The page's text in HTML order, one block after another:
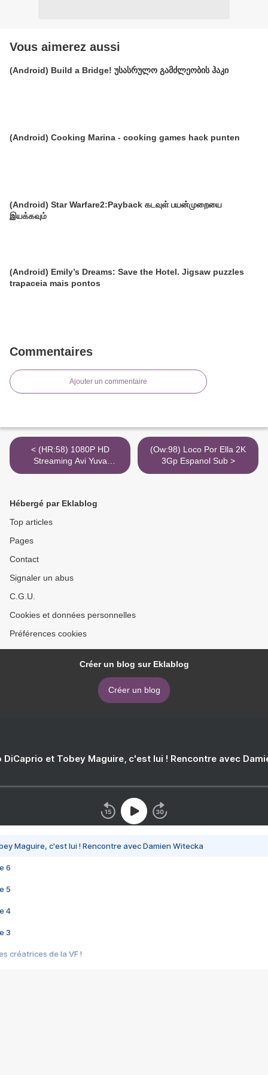
Vous aimerez aussi
(Android) Build a Bridge! უსასრულო გამძლეობის ჰაკი
(Android) Cooking Marina - cooking games hack punten
(Android) Star Warfare2:Payback கடவுள் பயன்முறையை
இயக்கவும்
(Android) Emily’s Dreams: Save the Hotel. Jigsaw puzzles
trapaceia mais pontos
Commentaires
Ajouter un commentaire
< (HR:58) 1080P HD
Streaming Avi Yuva
720Pizle Org
(Ow:98) Loco Por Ella 2K
3Gp Espanol Sub >
Hébergé par Eklablog
Top articles
Pages
Contact
Signaler un abus
C.G.U.
Cookies et données personnelles
Préférences cookies
Créer un blog sur Eklablog
Créer un blog
DiCaprio et Tobey Maguire, c'est lui ! Rencontre avec
Maguire, c'est lui ! Rencontre avec Damien Witecka
6
5
4
3
créatrices de la VF !